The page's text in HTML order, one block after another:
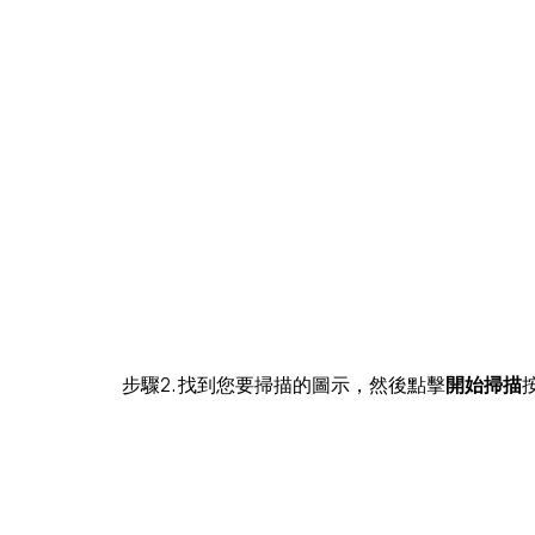
步驟2. 找到您要掃描的圖示，然後點擊開始掃描